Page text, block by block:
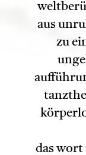
aus
zu
das wort